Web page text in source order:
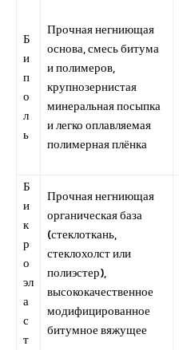
Б
и
п
о
л
ь
Прочная негниющая
основа, смесь битума
и полимеров,
крупнозернистая
минеральная посыпка
и легко оплавляемая
полимерная плёнка
Б
и
к
р
о
эл
а
с
т
Прочная негниющая
органическая база
(стеклоткань,
стеклохолст или
полиэстер),
высококачественное
модифицированное
битумное вяжущее